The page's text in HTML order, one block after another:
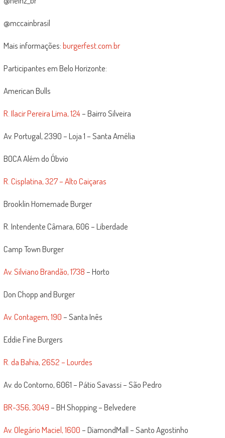
@mccainbrasil
Mais informações:burgerfest.com.br
Participantes em Belo Horizonte:
American Bulls
R. Ilacir Pereira Lima, 124– Bairro Silveira
Av. Portugal, 2390 – Loja 1 – Santa Amélia
BOCA Além do Óbvio
R. Cisplatina, 327 – Alto Caiçaras
Brooklin Homemade Burger
R. Intendente Câmara, 606 – Liberdade
Camp Town Burger
Av. Silviano Brandão, 1738– Horto
Don Chopp and Burger
Av. Contagem, 190– Santa Inês
Eddie Fine Burgers
R. da Bahia, 2652 – Lourdes
Av. do Contorno, 6061 – Pátio Savassi – São Pedro
BR-356, 3049– BH Shopping – Belvedere
Av. Olegário Maciel, 1600– DiamondMall – Santo Agostinho